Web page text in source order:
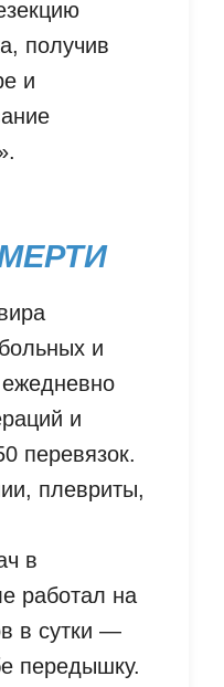
получив
и
и
и
перевязок.
плевриты,
в
работал на
в сутки —
передышку.